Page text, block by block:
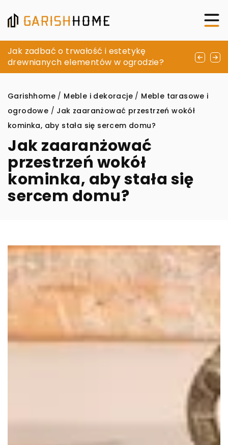
Jak wybrać idealną pościel, która podkreśli
styl Twojej sypialni
Jak zadbać o trwałość i estetykę
drewnianych elementów w ogrodzie?
Umywalki łazienkowe – funkcjonalne i
stylowe rozwiązanie
Garishhome / Meble i dekoracje / Meble tarasowe i
ogrodowe / Jak zaaranżować przestrzeń wokół
kominka, aby stała się sercem domu?
Jak zaaranżować
przestrzeń wokół
kominka, aby stała się
sercem domu?